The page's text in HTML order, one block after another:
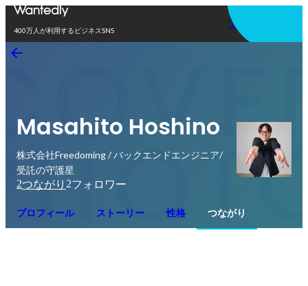
400万人が利用するビジネスSNS
アプリを使う
Masahito Hoshino
株式会社Freedoming / バックエンドエンジニア/
受託の守護星
2つながり 2フォロワー
プロフィール ストーリー 性格 つながり